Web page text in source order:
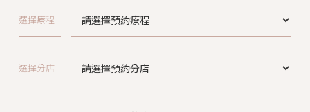
選擇療程
選擇分店